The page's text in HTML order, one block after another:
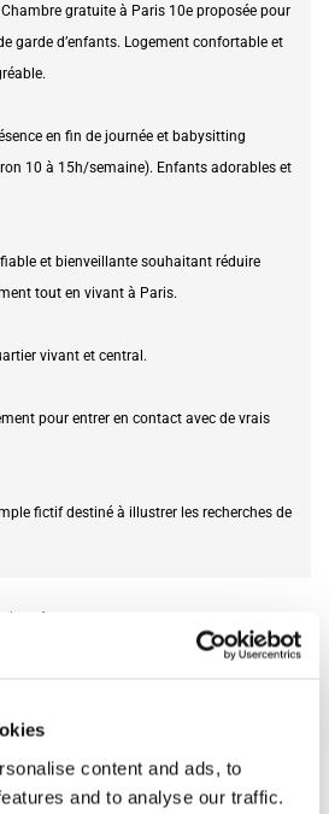
content and ads, to
and to analyse our traffic.
Chambre gratuite à Paris 10e proposée pour
garde d’enfants. Logement confortable et
en fin de journée et babysitting
10 à 15h/semaine). Enfants adorables et
et bienveillante souhaitant réduire
tout en vivant à Paris.
vivant et central.
pour entrer en contact avec de vrais
fictif destiné à illustrer les recherches de
enfants